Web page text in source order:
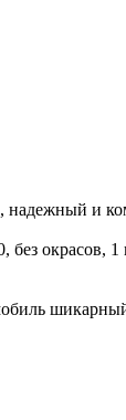
и
окрасов,